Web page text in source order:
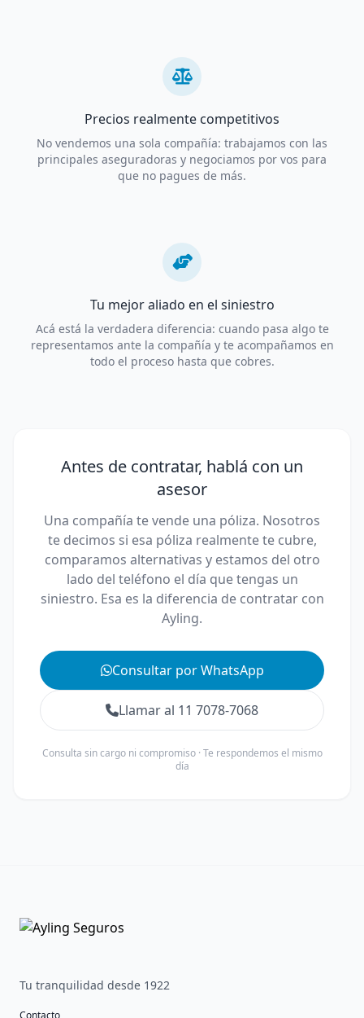
Precios realmente competitivos
No vendemos una sola compañía: trabajamos con las
principales aseguradoras y negociamos por vos para
que no pagues de más.
Tu mejor aliado en el siniestro
Acá está la verdadera diferencia: cuando pasa algo te
representamos ante la compañía y te acompañamos en
todo el proceso hasta que cobres.
Antes de contratar, hablá con un
asesor
Una compañía te vende una póliza. Nosotros
te decimos si esa póliza realmente te cubre,
comparamos alternativas y estamos del otro
lado del teléfono el día que tengas un
siniestro. Esa es la diferencia de contratar con
Ayling.
Consultar por WhatsApp
Llamar al 11 7078-7068
Consulta sin cargo ni compromiso · Te respondemos el mismo
día
Tu tranquilidad desde 1922
Contacto